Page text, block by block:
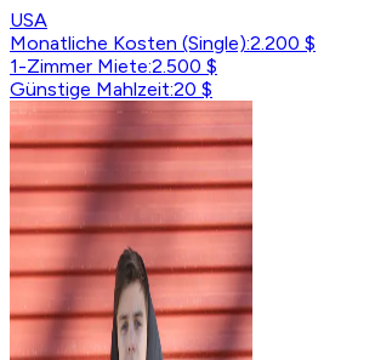
USA
Monatliche Kosten (Single):2.200 $
1-Zimmer Miete:2.500 $
Günstige Mahlzeit:20 $